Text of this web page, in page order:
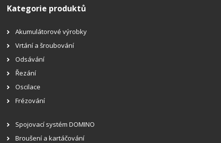
Kategorie produktů
Akumulátorové výrobky
Vrtání a šroubování
Odsávání
Řezání
Oscilace
Frézování
Spojovací systém DOMINO
Broušení a kartáčování